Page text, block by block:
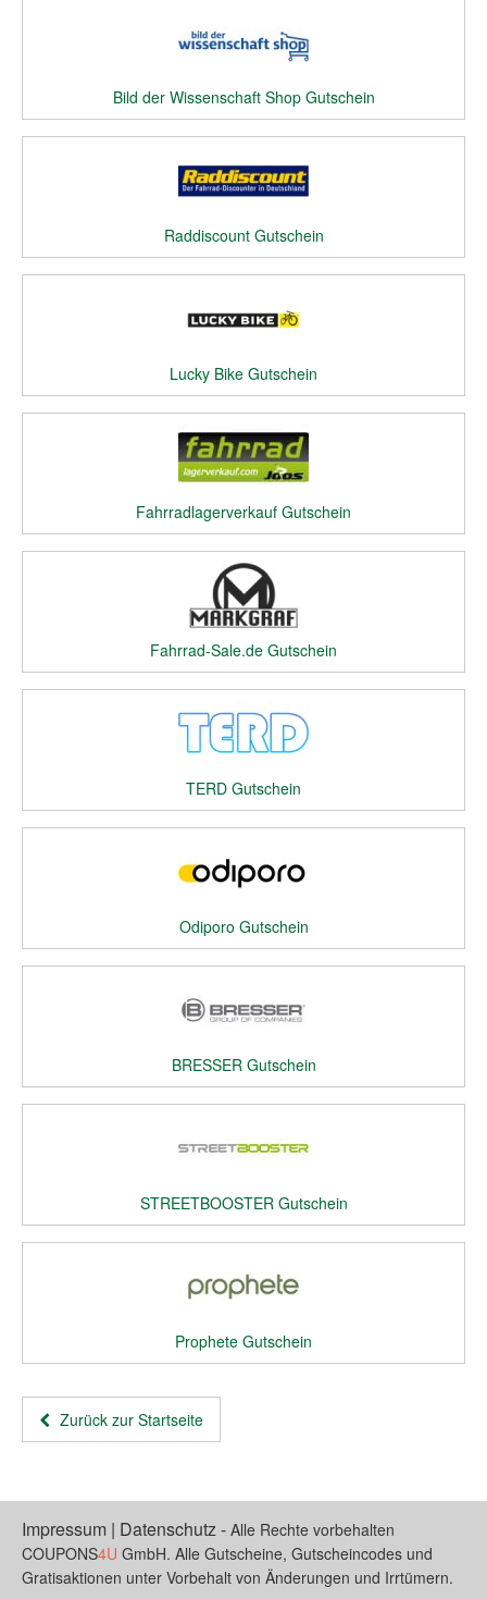
Bild der Wissenschaft Shop Gutschein
Raddiscount Gutschein
Lucky Bike Gutschein
Fahrradlagerverkauf Gutschein
Fahrrad-Sale.de Gutschein
TERD Gutschein
Odiporo Gutschein
BRESSER Gutschein
STREETBOOSTER Gutschein
Prophete Gutschein
Zurück zur Startseite
Impressum | Datenschutz- Alle Rechte vorbehalten
COUPONS4U GmbH. Alle Gutscheine, Gutscheincodes und
Gratisaktionen unter Vorbehalt von Änderungen und Irrtümern.